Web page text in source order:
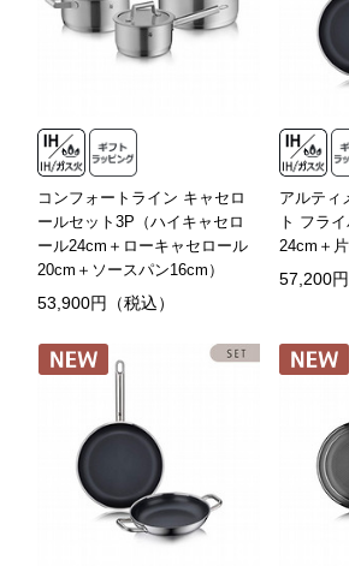
コンフォートライン キャセロ
ールセット3P（ハイキャセロ
ール24cm＋ローキャセロール
20cm＋ソースパン16cm）
53,900円（税込）
アルティ
ト フラ
24cm＋片
57,200円